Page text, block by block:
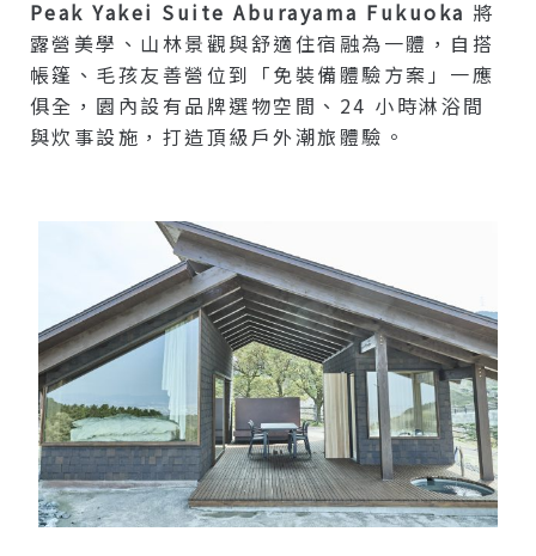
Peak Yakei Suite Aburayama Fukuoka 將
露營美學、山林景觀與舒適住宿融為一體，自搭
帳篷、毛孩友善營位到「免裝備體驗方案」一應
俱全，園內設有品牌選物空間、24 小時淋浴間
與炊事設施，打造頂級戶外潮旅體驗。